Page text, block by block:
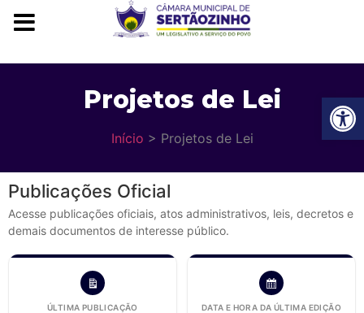
Projetos de Lei
Início > Projetos de Lei
Publicações Oficial
Acesse publicações oficiais, atos administrativos, leis, decretos e
demais documentos de interesse público.
ÚLTIMA PUBLICAÇÃO DATA E HORA DA ÚLTIMA EDIÇÃO